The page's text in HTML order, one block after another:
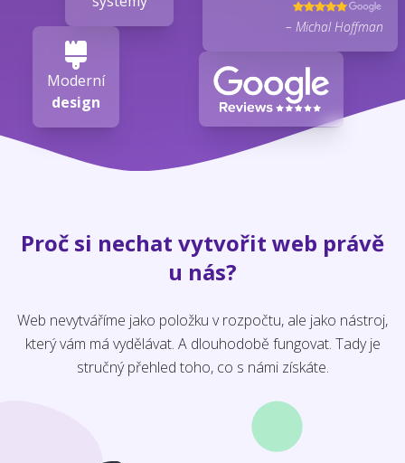
Moderní
design
– Michal Hoffman
Proč si nechat vytvořit web právě
u nás?
Web nevytváříme jako položku v rozpočtu, ale jako nástroj,
který vám má vydělávat. A dlouhodobě fungovat. Tady je
stručný přehled toho, co s námi získáte.